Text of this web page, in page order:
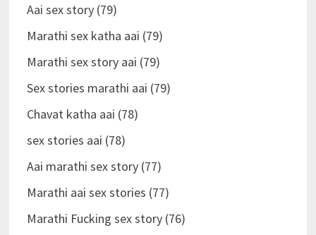
Aai sex story (79)
Marathi sex katha aai (79)
Marathi sex story aai (79)
Sex stories marathi aai (79)
Chavat katha aai (78)
sex stories aai (78)
Aai marathi sex story (77)
Marathi aai sex stories (77)
Marathi Fucking sex story (76)